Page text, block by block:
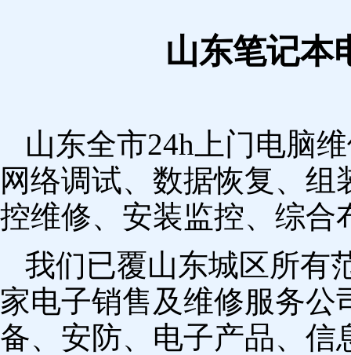
山东笔记本
山东全市24h上门电脑
网络调试、数据恢复、
控维修、安装监控、综合
我们已覆山东城区所有
家电子销售及维修服务公
备、安防、电子产品、信